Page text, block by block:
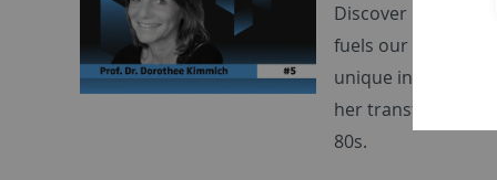
Discover how
fuels our existence
unique insights
her transformative
80s.